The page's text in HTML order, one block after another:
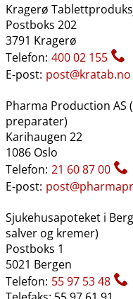
Kragerø
Postboks 202
3791 Kragerø
Telefon: 400 02 155
E-post: post@kratab.no
Pharma Production
preparater)
Karihaugen 22
1086 Oslo
Telefon: 21 60 87 00
E-post:
Sjukehusapoteket i
salver og kremer)
Postboks 1
5021 Bergen
Telefon: 55 97 53 48